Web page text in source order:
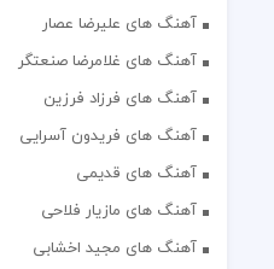
آهنگ های علیرضا عصار
آهنگ های غلامرضا صنعتگر
آهنگ های فرزاد فرزین
آهنگ های فریدون آسرایی
آهنگ های قدیمی
آهنگ های مازیار فلاحی
آهنگ های مجید اخشابی